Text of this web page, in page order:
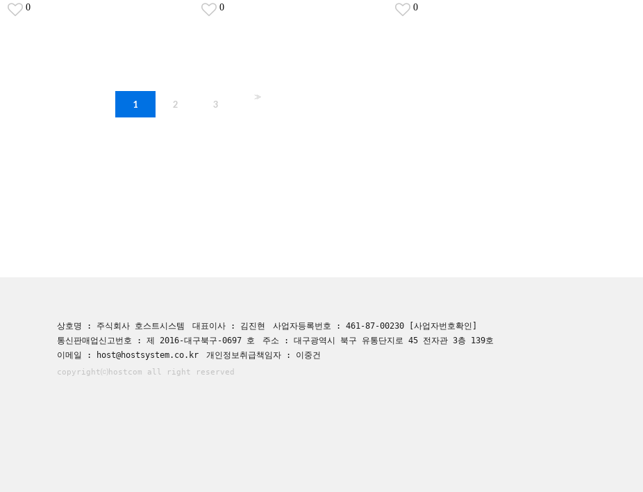
0 0 0
1 2 3
>>
상호명 : 주식회사 호스트시스템 대표이사 : 김진현 사업자등록번호 : 461-87-00230
[사업자번호확인]
통신판매업신고번호 : 제 2016-대구북구-0697 호
주소 : 대구광역시 북구 유통단지로 45 전자관 3층 139호
이메일 : host@hostsystem.co.kr
개인정보취급책임자 : 이중건
copyright⒞hostcom all right reserved